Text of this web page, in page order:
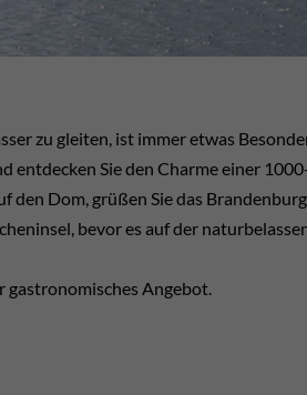
zu gleiten, ist immer etwas
entdecken Sie den Charme einer
den Dom, grüßen Sie das
bevor es auf der
gastronomisches Angebot.